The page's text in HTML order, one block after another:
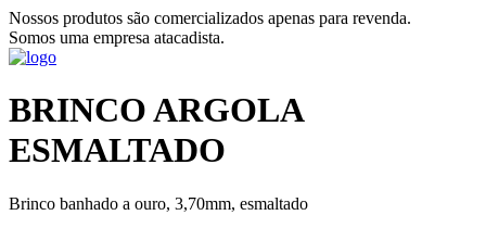
Nossos produtos são comercializados apenas para revenda.
Somos uma empresa atacadista.
BRINCO ARGOLA
ESMALTADO
Brinco banhado a ouro, 3,70mm, esmaltado